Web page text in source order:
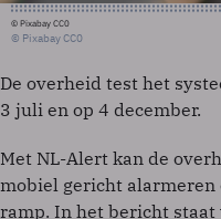
© Pixabay CC0
© Pixabay CC0
De overheid test het
3 juli en op 4 december.
Met NL-Alert kan de
mobiel gericht
ramp. In het bericht staat